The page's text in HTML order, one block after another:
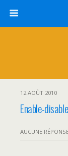
12 AOÛT 2010
Enable-
AUCUNE